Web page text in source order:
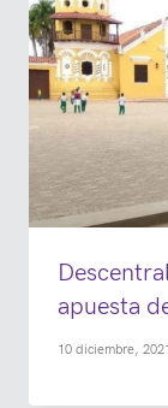
apuesta
10 diciembre, 2021